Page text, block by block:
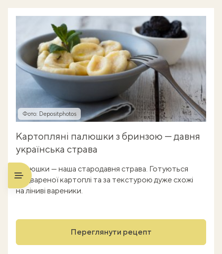
Фото: Depositphotos
Картопляні палюшки з бринзою — давня
українська страва
Палюшки — наша стародавня страва. Готуються
з відвареної картоплі та за текстурою дуже схожі
на ліниві вареники.
Переглянути рецепт